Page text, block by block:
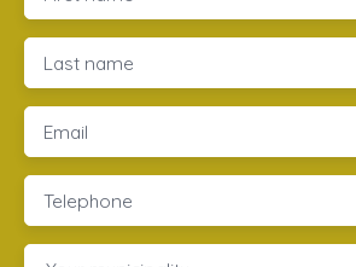
Last name
Email
Telephone